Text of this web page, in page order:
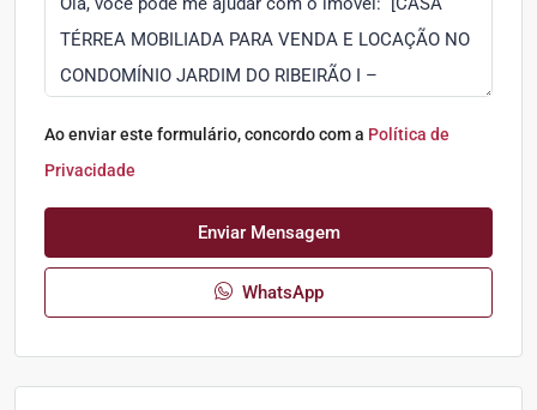
Ao enviar este formulário, concordo com a Política de
Privacidade
Enviar Mensagem
WhatsApp